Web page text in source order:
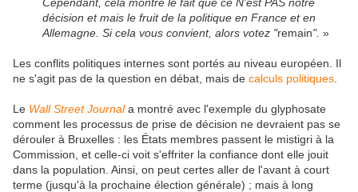
décision et mais le fruit de la politique en France et en
Allemagne. Si cela vous convient, alors votez "remain". »
Les conflits politiques internes sont portés au niveau européen. Il
ne s'agit pas de la question en débat, mais de calculs politiques
Le Wall Street Journala montré avec l'exemple du glyphosate
comment les processus de prise de décision ne devraient pas se
dérouler à Bruxelles : les États membres passent le mistigri à la
Commission, et celle-ci voit s'effriter la confiance dont elle jouit
dans la population. Ainsi, on peut certes aller de l'avant à court
terme (jusqu'à la prochaine élection générale) ; mais à long